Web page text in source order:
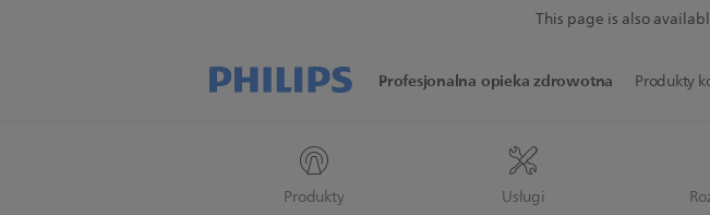
This page is also
Profesjonalna opieka zdrowotna
Produkty Usługi
Produkty